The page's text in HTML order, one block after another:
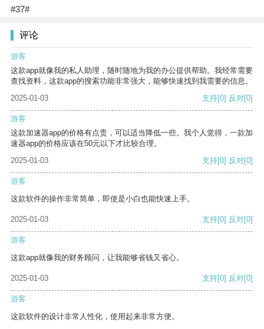
#37#
评论
游客
这款app就像我的私人助理，随时随地为我的办公提供帮助。我经常需要
查找资料，这款app的搜索功能非常强大，能够快速找到我需要的信息。
2025-01-03
支持[0] 反对[0]
游客
这款加速器app的价格有点贵，可以适当降低一些。我个人觉得，一款加
速器app的价格应该在50元以下才比较合理。
2025-01-03
支持[0] 反对[0]
游客
这款软件的操作非常简单，即使是小白也能快速上手。
2025-01-03 支持[0] 反对[0]
游客
这款app就像我的财务顾问，让我能够省钱又省心。
2025-01-03 支持[0] 反对[0]
游客
这款软件的设计非常人性化，使用起来非常方便。